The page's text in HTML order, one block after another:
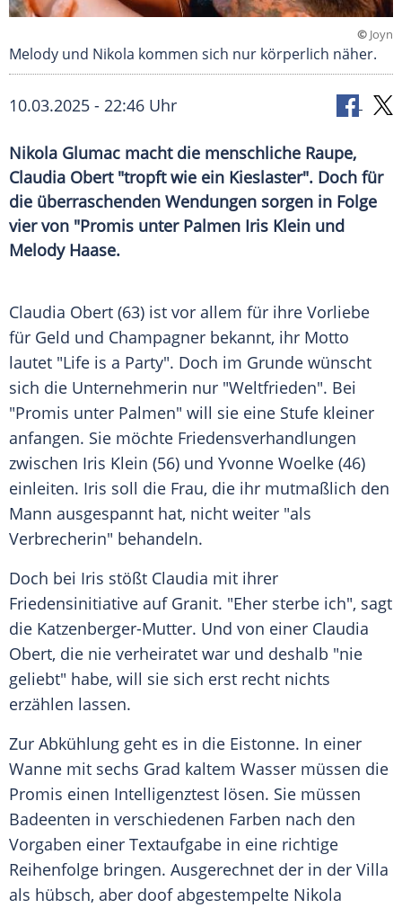
© Joyn
Melody und Nikola kommen sich nur körperlich näher.
10.03.2025 - 22:46 Uhr
Nikola Glumac macht die menschliche Raupe,
Claudia Obert "tropft wie ein Kieslaster". Doch für
die überraschenden Wendungen sorgen in Folge
vier von "Promis unter Palmen Iris Klein und
Melody Haase.
Claudia Obert (63) ist vor allem für ihre Vorliebe
für Geld und Champagner bekannt, ihr Motto
lautet "Life is a Party". Doch im Grunde wünscht
sich die Unternehmerin nur "Weltfrieden". Bei
"Promis unter Palmen" will sie eine Stufe kleiner
anfangen. Sie möchte Friedensverhandlungen
zwischen Iris Klein (56) und Yvonne Woelke (46)
einleiten. Iris soll die Frau, die ihr mutmaßlich den
Mann ausgespannt hat, nicht weiter "als
Verbrecherin" behandeln.
Doch bei Iris stößt Claudia mit ihrer
Friedensinitiative auf Granit. "Eher sterbe ich", sagt
die Katzenberger-Mutter. Und von einer Claudia
Obert, die nie verheiratet war und deshalb "nie
geliebt" habe, will sie sich erst recht nichts
erzählen lassen.
Zur Abkühlung geht es in die Eistonne. In einer
Wanne mit sechs Grad kaltem Wasser müssen die
Promis einen Intelligenztest lösen. Sie müssen
Badeenten in verschiedenen Farben nach den
Vorgaben einer Textaufgabe in eine richtige
Reihenfolge bringen. Ausgerechnet der in der Villa
als hübsch, aber doof abgestempelte Nikola